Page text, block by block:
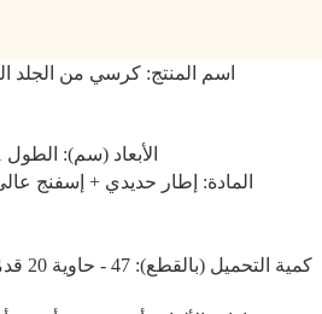
اسم المنتج: كرسي من الجلد
الأبعاد (سم): الطول 51 × العرض 61 × الارتفاع 90
المادة: إطار حديدي + إسفنج